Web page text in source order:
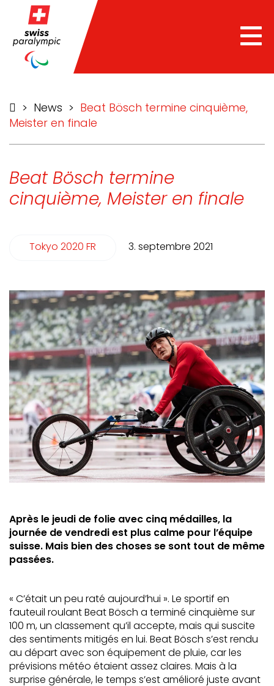
> News >
Beat Bösch termine cinquième,
Meister en finale
Beat Bösch termine
cinquième, Meister en finale
Tokyo 2020 FR 3. septembre 2021
Après le jeudi de folie avec cinq médailles, la
journée de vendredi est plus calme pour l’équipe
suisse. Mais bien des choses se sont tout de même
passées.
« C’était un peu raté aujourd’hui ». Le sportif en
fauteuil roulant Beat Bösch a terminé cinquième sur
100 m, un classement qu’il accepte, mais qui suscite
des sentiments mitigés en lui. Beat Bösch s’est rendu
au départ avec son équipement de pluie, car les
prévisions météo étaient assez claires. Mais à la
surprise générale, le temps s’est amélioré juste avant